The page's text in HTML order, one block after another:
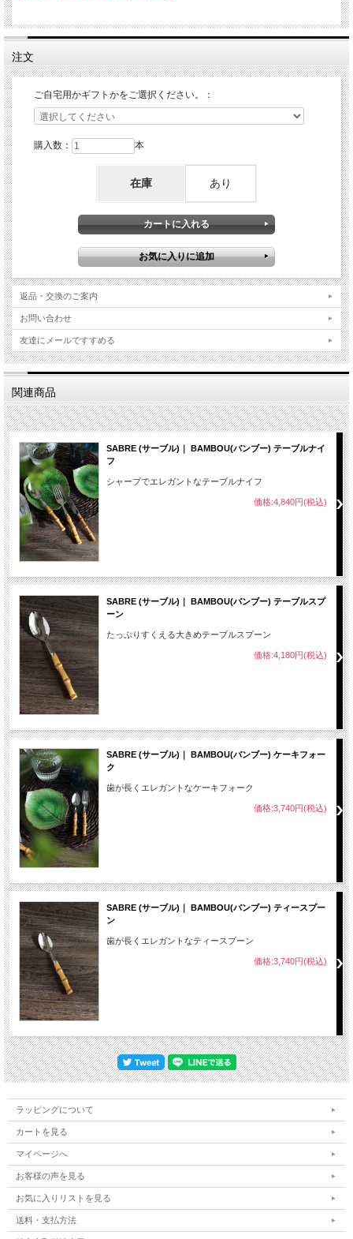
注文
ご自宅用かギフトかをご選択ください。：
購入数： 本
在庫 あり
返品・交換のご案内
お問い合わせ
友達にメールですすめる
関連商品
SABRE (サーブル)｜ BAMBOU(バンブー) テーブルナイ
フ
シャープでエレガントなテーブルナイフ
価格:4,840円(税込)
SABRE (サーブル)｜ BAMBOU(バンブー) テーブルスプ
ーン
たっぷりすくえる大きめテーブルスプーン
価格:4,180円(税込)
SABRE (サーブル)｜ BAMBOU(バンブー) ケーキフォー
ク
歯が長くエレガントなケーキフォーク
価格:3,740円(税込)
SABRE (サーブル)｜ BAMBOU(バンブー) ティースプー
ン
歯が長くエレガントなティースプーン
価格:3,740円(税込)
ラッピングについて
カートを見る
マイページへ
お客様の声を見る
お気に入りリストを見る
送料・支払方法